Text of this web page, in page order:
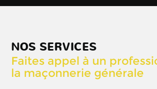
NOS SERVICES
Faites appel à un
la maçonnerie générale